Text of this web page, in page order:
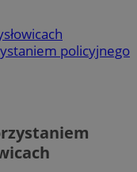
policyjnego